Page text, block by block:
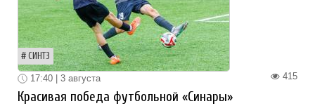
СИНТЗ
415
17:40 | 3 августа
Красивая победа футбольной «Синары»